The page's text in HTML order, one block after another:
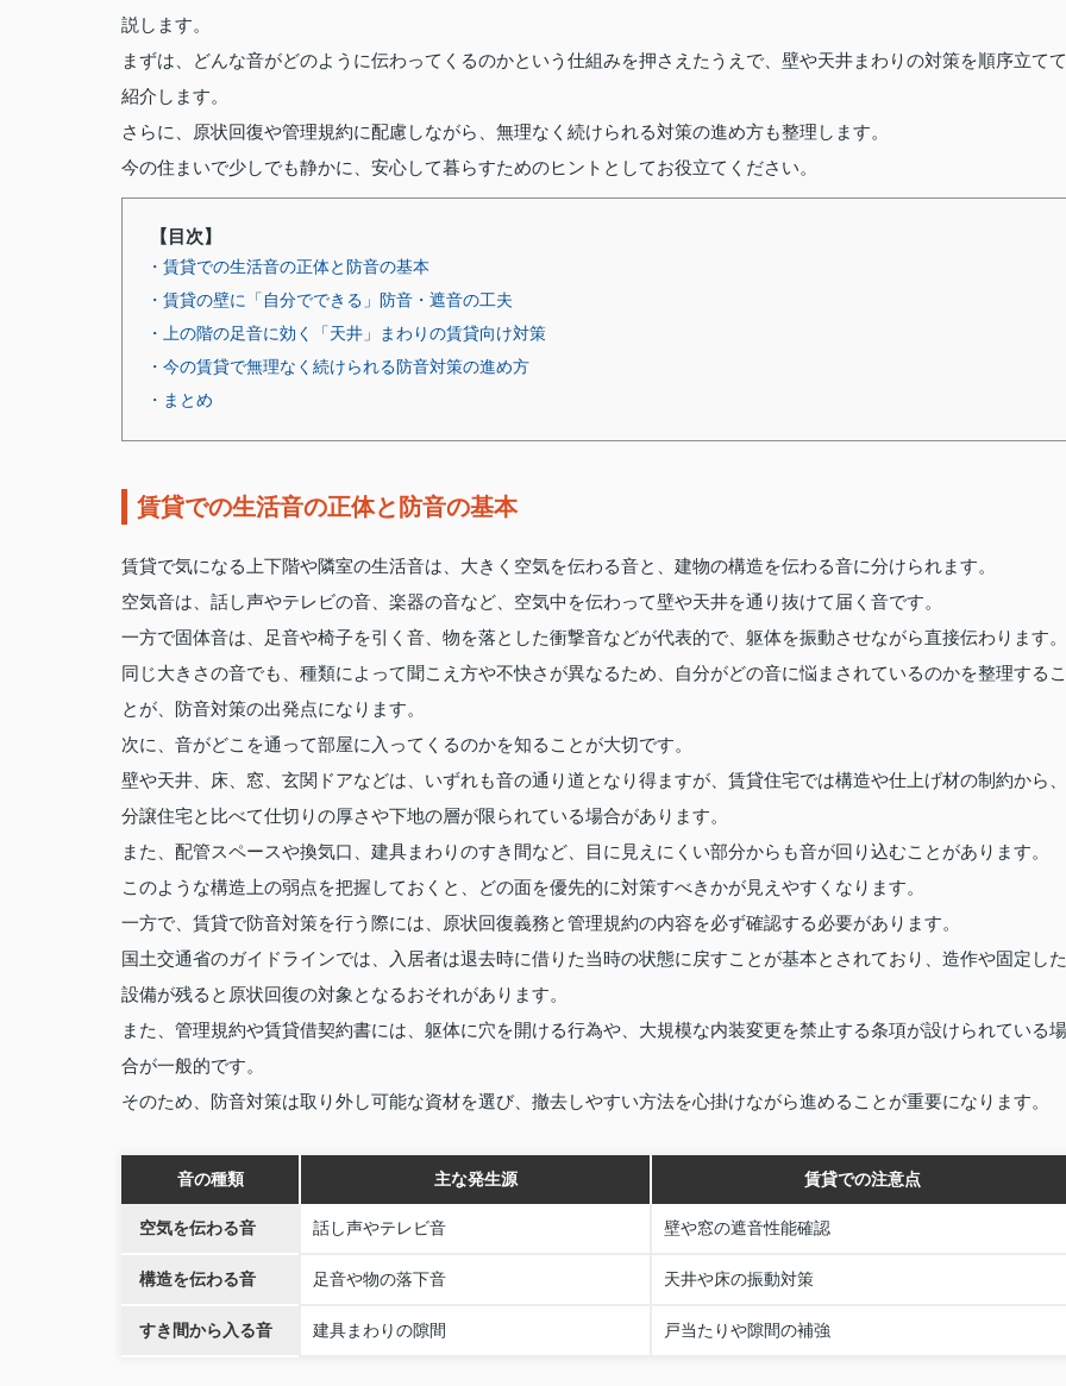
説します。
まずは、どんな音がどのように伝わってくるのかという仕組みを押さえたうえで、壁や天井まわりの対策を順序立てて
紹介します。
さらに、原状回復や管理規約に配慮しながら、無理なく続けられる対策の進め方も整理します。
今の住まいで少しでも静かに、安心して暮らすためのヒントとしてお役立てください。
【目次】
・賃貸での生活音の正体と防音の基本
・賃貸の壁に「自分でできる」防音・遮音の工夫
・上の階の足音に効く「天井」まわりの賃貸向け対策
・今の賃貸で無理なく続けられる防音対策の進め方
・まとめ
賃貸での生活音の正体と防音の基本
賃貸で気になる上下階や隣室の生活音は、大きく空気を伝わる音と、建物の構造を伝わる音に分けられます。
空気音は、話し声やテレビの音、楽器の音など、空気中を伝わって壁や天井を通り抜けて届く音です。
一方で固体音は、足音や椅子を引く音、物を落とした衝撃音などが代表的で、躯体を振動させながら直接伝わります。
同じ大きさの音でも、種類によって聞こえ方や不快さが異なるため、自分がどの音に悩まされているのかを整理するこ
とが、防音対策の出発点になります。
次に、音がどこを通って部屋に入ってくるのかを知ることが大切です。
壁や天井、床、窓、玄関ドアなどは、いずれも音の通り道となり得ますが、賃貸住宅では構造や仕上げ材の制約から、
分譲住宅と比べて仕切りの厚さや下地の層が限られている場合があります。
また、配管スペースや換気口、建具まわりのすき間など、目に見えにくい部分からも音が回り込むことがあります。
このような構造上の弱点を把握しておくと、どの面を優先的に対策すべきかが見えやすくなります。
一方で、賃貸で防音対策を行う際には、原状回復義務と管理規約の内容を必ず確認する必要があります。
国土交通省のガイドラインでは、入居者は退去時に借りた当時の状態に戻すことが基本とされており、造作や固定した
設備が残ると原状回復の対象となるおそれがあります。
また、管理規約や賃貸借契約書には、躯体に穴を開ける行為や、大規模な内装変更を禁止する条項が設けられている場
合が一般的です。
そのため、防音対策は取り外し可能な資材を選び、撤去しやすい方法を心掛けながら進めることが重要になります。
音の種類 主な発生源 賃貸での注意点
空気を伝わる音 話し声やテレビ音 壁や窓の遮音性能確認
構造を伝わる音 足音や物の落下音 天井や床の振動対策
すき間から入る音 建具まわりの隙間 戸当たりや隙間の補強